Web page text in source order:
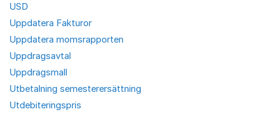
USD
Uppdatera Fakturor
Uppdatera momsrapporten
Uppdragsavtal
Uppdragsmall
Utbetalning semesterersättning
Utdebiteringspris